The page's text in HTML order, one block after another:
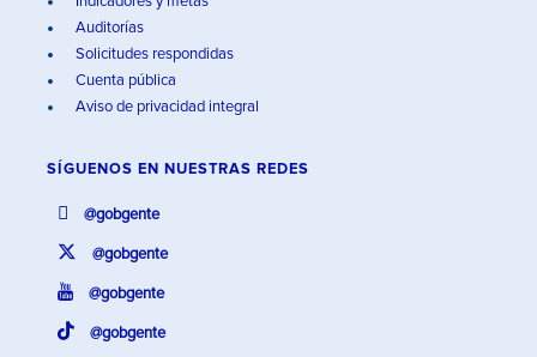
Auditorías
Solicitudes respondidas
Cuenta pública
Aviso de privacidad integral
SÍGUENOS EN NUESTRAS REDES
@gobgente
@gobgente
@gobgente
@gobgente